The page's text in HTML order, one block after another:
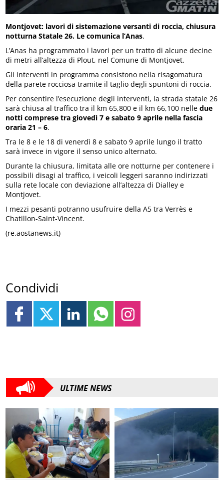
Montjovet: lavori di sistemazione versanti di roccia, chiusura
notturna Statale 26. Le comunica l’Anas.
L’Anas ha programmato i lavori per un tratto di alcune decine
di metri all’altezza di Plout, nel Comune di Montjovet.
Gli interventi in programma consistono nella risagomatura
della parete rocciosa tramite il taglio degli spuntoni di roccia.
Per consentire l’esecuzione degli interventi, la strada statale 26
sarà chiusa al traffico tra il km 65,800 e il km 66,100 nelledue
notti comprese tra giovedì 7 e sabato 9 aprile nella fascia
oraria 21 – 6.
Tra le 8 e le 18 di venerdì 8 e sabato 9 aprile lungo il tratto
sarà invece in vigore il senso unico alternato.
Durante la chiusura, limitata alle ore notturne per contenere i
possibili disagi al traffico, i veicoli leggeri saranno indirizzati
sulla rete locale con deviazione all’altezza di Dialley e
Montjovet.
I mezzi pesanti potranno usufruire della A5 tra Verrès e
Chatillon-Saint-Vincent.
(re.aostanews.it)
Condividi
ULTIME NEWS